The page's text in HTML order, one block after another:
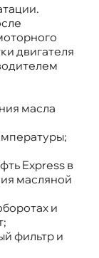
двигателя
масла
Express
масляной
и
фильтр и